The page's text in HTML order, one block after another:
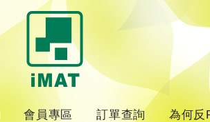
會員專區 訂單查詢 為何反